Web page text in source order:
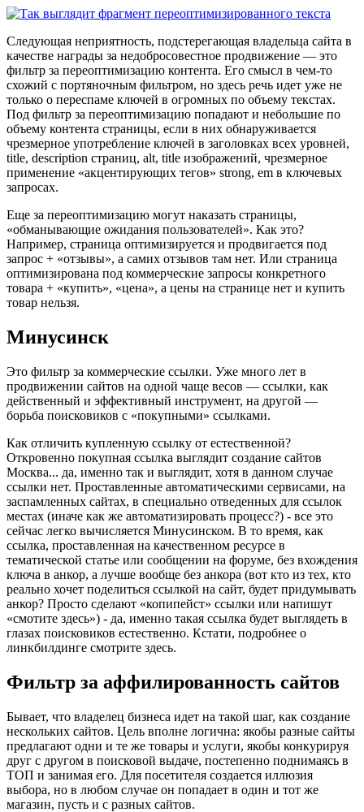
Следующая неприятность, подстерегающая владельца сайта в
качестве награды за недобросовестное продвижение — это
фильтр за переоптимизацию контента. Его смысл в чем-то
схожий с портяночным фильтром, но здесь речь идет уже не
только о переспаме ключей в огромных по объему текстах.
Под фильтр за переоптимизацию попадают и небольшие по
объему контента страницы, если в них обнаруживается
чрезмерное употребление ключей в заголовках всех уровней,
title, description страниц, alt, title изображений, чрезмерное
применение «акцентирующих тегов» strong, em в ключевых
запросах.
Еще за переоптимизацию могут наказать страницы,
«обманывающие ожидания пользователей». Как это?
Например, страница оптимизируется и продвигается под
запрос + «отзывы», а самих отзывов там нет. Или страница
оптимизирована под коммерческие запросы конкретного
товара + «купить», «цена», а цены на странице нет и купить
товар нельзя.
Минусинск
Это фильтр за коммерческие ссылки. Уже много лет в
продвижении сайтов на одной чаще весов — ссылки, как
действенный и эффективный инструмент, на другой —
борьба поисковиков с «покупными» ссылками.
Как отличить купленную ссылку от естественной?
Откровенно покупная ссылка выглядит создание сайтов
Москва... да, именно так и выглядит, хотя в данном случае
ссылки нет. Проставленные автоматическими сервисами, на
заспамленных сайтах, в специально отведенных для ссылок
местах (иначе как же автоматизировать процесс?) - все это
сейчас легко вычисляется Минусинском. В то время, как
ссылка, проставленная на качественном ресурсе в
тематической статье или сообщении на форуме, без вхождения
ключа в анкор, а лучше вообще без анкора (вот кто из тех, кто
реально хочет поделиться ссылкой на сайт, будет придумывать
анкор? Просто сделают «копипейст» ссылки или напишут
«смотите здесь») - да, именно такая ссылка будет выглядеть в
глазах поисковиков естественно. Кстати, подробнее о
линкбилдинге смотрите здесь.
Фильтр за аффилированность сайтов
Бывает, что владелец бизнеса идет на такой шаг, как создание
нескольких сайтов. Цель вполне логична: якобы разные сайты
предлагают одни и те же товары и услуги, якобы конкурируя
друг с другом в поисковой выдаче, постепенно поднимаясь в
ТОП и занимая его. Для посетителя создается иллюзия
выбора, но в любом случае он попадает в один и тот же
магазин, пусть и с разных сайтов.